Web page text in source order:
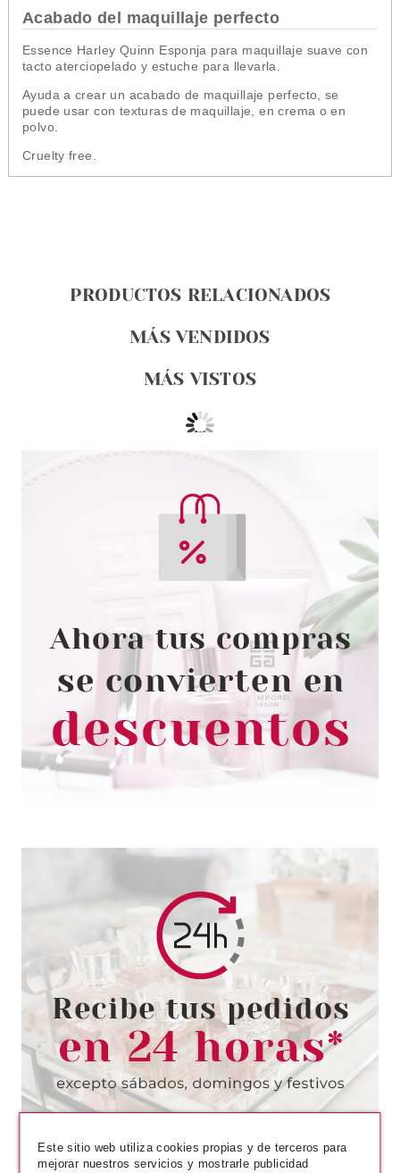
Acabado del maquillaje perfecto
Essence Harley Quinn Esponja para maquillaje suave con
tacto aterciopelado y estuche para llevarla.
Ayuda a crear un acabado de maquillaje perfecto, se
puede usar con texturas de maquillaje, en crema o en
polvo.
Cruelty free.
PRODUCTOS RELACIONADOS
MÁS VENDIDOS
MÁS VISTOS
ESSENCE
ESSENCE JUICY BOMB
TROPICAL DROP BRUMA
CORPORAL 108 PINEAPPLE
PARADISE 100 ML
Pvr 4.59€
-14%
desde
3.96€
ESSENCE
ESSENCE BROCHA PARA
ROSTRO NUTS ABOUT YOU
Pvr 4.89€
-14%
desde
4.22€
Este sitio web utiliza cookies propias y de terceros para
mejorar nuestros servicios y mostrarle publicidad